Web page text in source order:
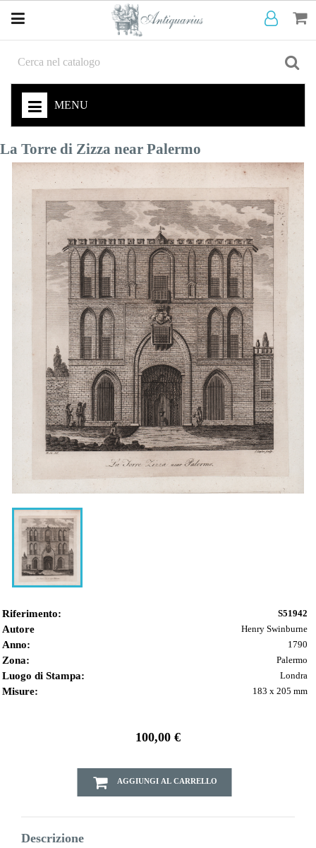
MENU
La Torre di Zizza near Palermo
Riferimento: S51942
Autore Henry Swinburne
Anno: 1790
Zona: Palermo
Luogo di Stampa: Londra
Misure: 183 x 205 mm
100,00 €
AGGIUNGI AL CARRELLO
Descrizione